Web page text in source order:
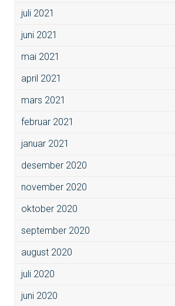
juli 2021
juni 2021
mai 2021
april 2021
mars 2021
februar 2021
januar 2021
desember 2020
november 2020
oktober 2020
september 2020
august 2020
juli 2020
juni 2020